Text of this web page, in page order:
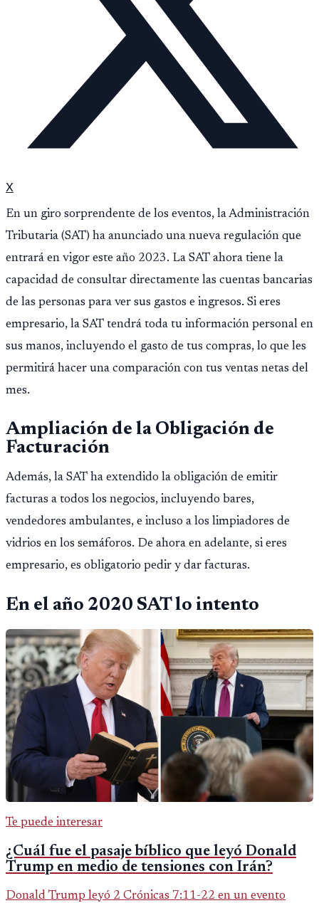
X
En un giro sorprendente de los eventos, la Administración
Tributaria (SAT) ha anunciado una nueva regulación que
entrará en vigor este año 2023. La SAT ahora tiene la
capacidad de consultar directamente las cuentas bancarias
de las personas para ver sus gastos e ingresos. Si eres
empresario, la SAT tendrá toda tu información personal en
sus manos, incluyendo el gasto de tus compras, lo que les
permitirá hacer una comparación con tus ventas netas del
mes.
Ampliación de la Obligación de
Facturación
Además, la SAT ha extendido la obligación de emitir
facturas a todos los negocios, incluyendo bares,
vendedores ambulantes, e incluso a los limpiadores de
vidrios en los semáforos. De ahora en adelante, si eres
empresario, es obligatorio pedir y dar facturas.
En el año 2020 SAT lo intento
Te puede interesar
¿Cuál fue el pasaje bíblico que leyó Donald
Trump en medio de tensiones con Irán?
Donald Trump leyó 2 Crónicas 7:11-22 en un evento